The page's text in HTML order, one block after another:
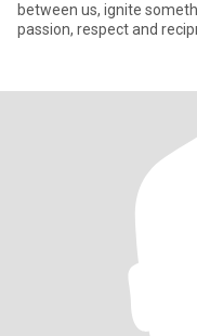
between us, ignite
passion, respect and